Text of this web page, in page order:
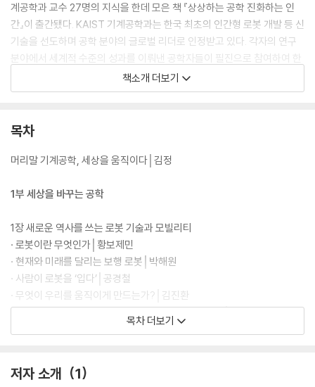
계공학과 교수 27명의 지식을 한데 모은 책 『상상하는 공학 진화하는 인
간』이 출간됐다. KAIST 기계공학과는 한국 최초의 인간형 로봇 개발 등 신
기술을 선도하며 공학 분야의 글로벌 리더로 인정받고 있다. 각자의 연구
분야에서 세계적 수준의 성과를 이뤄낸 공학자들이 필진으로 참여하여 한
권의 책 안에 첨단 기술의 원리, 적용 사례뿐 아니라 앞으로의 발전 가능성
까지 깊이 있는 지식을 빼곡히 담았다. 무엇보다 이 책은 전문적인 용어와
바탕으로 새로운 내일을 준비하는 미래 세대는 물론 첨단 기술의 양상과
책소개 더보기
목차
머리말 기계공학, 세상을 움직이다│김정
1부 세상을 바꾸는 공학
1장 새로운 역사를 쓰는 로봇 기술과 모빌리티
· 로봇이란 무엇인가│황보제민
· 현재와 미래를 달리는 보행 로봇│박해원
· 사람이 로봇을 ‘입다’│공경철
· 무엇이 우리를 움직이게 만드는가?│김진환
· 박쥐와 자율주행 자동차는 어떻게 공간을 인식할까?│박용화
· 지금 당장 시작해야 한다│장대준
목차 더보기
저자 소개 1